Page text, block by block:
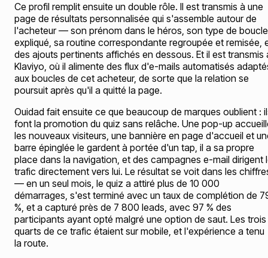
Ce profil remplit ensuite un double rôle. Il est transmis à une
page de résultats personnalisée qui s'assemble autour de
l'acheteur — son prénom dans le héros, son type de boucle
expliqué, sa routine correspondante regroupée et remisée,
des ajouts pertinents affichés en dessous. Et il est transmis
Klaviyo, où il alimente des flux d'e-mails automatisés
aux boucles de cet acheteur, de sorte que la relation se
poursuit après qu'il a quitté la page.
Ouidad fait ensuite ce que beaucoup de marques oublient :
font la promotion du quiz sans relâche. Une pop-up
les nouveaux visiteurs, une bannière en page d'accueil et
barre épinglée le gardent à portée d'un tap, il a sa propre
place dans la navigation, et des campagnes e-mail dirigent
trafic directement vers lui. Le résultat se voit dans les
— en un seul mois, le quiz a attiré plus de 10 000
démarrages, s'est terminé avec un taux de complétion de
%, et a capturé près de 7 800 leads, avec 97 % des
participants ayant opté malgré une option de saut. Les trois
quarts de ce trafic étaient sur mobile, et l'expérience a tenu
la route.